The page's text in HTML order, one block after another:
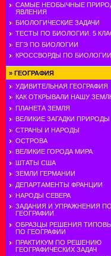
САМЫЕ НЕОБЫЧНЫЕ
ЯВЛЕНИЯ
БИОЛОГИЧЕСКИЕ ЗАДАЧИ
ТЕСТЫ ПО БИОЛОГИИ. 5
ЕГЭ ПО БИОЛОГИИ
КРОССВОРДЫ ПО БИОЛОГИИ
» ГЕОГРАФИЯ
УДИВИТЕЛЬНАЯ ГЕОГРАФИЯ
КАК ОТКРЫВАЛИ НАШУ
ПЛАНЕТА ЗЕМЛЯ
ВЕЛИКИЕ ЗАГАДКИ ПРИРОДЫ
СТРАНЫ И НАРОДЫ
ОСТРОВА
ВЕЛИКИЕ ГОРОДА МИРА
ШТАТЫ США
ЗЕМЛИ ГЕРМАНИИ
ДЕПАРТАМЕНТЫ ФРАНЦИИ
НАРОДЫ СЕВЕРА
ЗАДАНИЯ И УПРАЖНЕНИЯ ПО
ГЕОГРАФИИ
ОБРАЗЦЫ РЕШЕНИЯ
ПО ГЕОГРАФИИ
ПРАКТИКУМ ПО РЕШЕНИЮ
ГЕОГРАФИЧЕСКИХ ЗАДАЧ